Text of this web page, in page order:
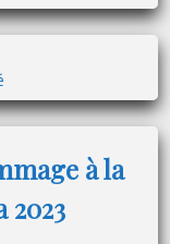
:
à la
2023